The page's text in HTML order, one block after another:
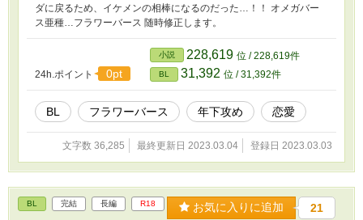
ダに戻るため、イケメンの相棒になるのだった…！！ オメガバー
ス亜種…フラワーバース 随時修正します。
24h.ポイント 0pt
小説 228,619 位 / 228,619件
BL 31,392 位 / 31,392件
BL フラワーバース 年下攻め 恋愛
文字数 36,285 最終更新日 2023.03.04 登録日 2023.03.03
BL 完結 長編 R18 お気に入りに追加 21